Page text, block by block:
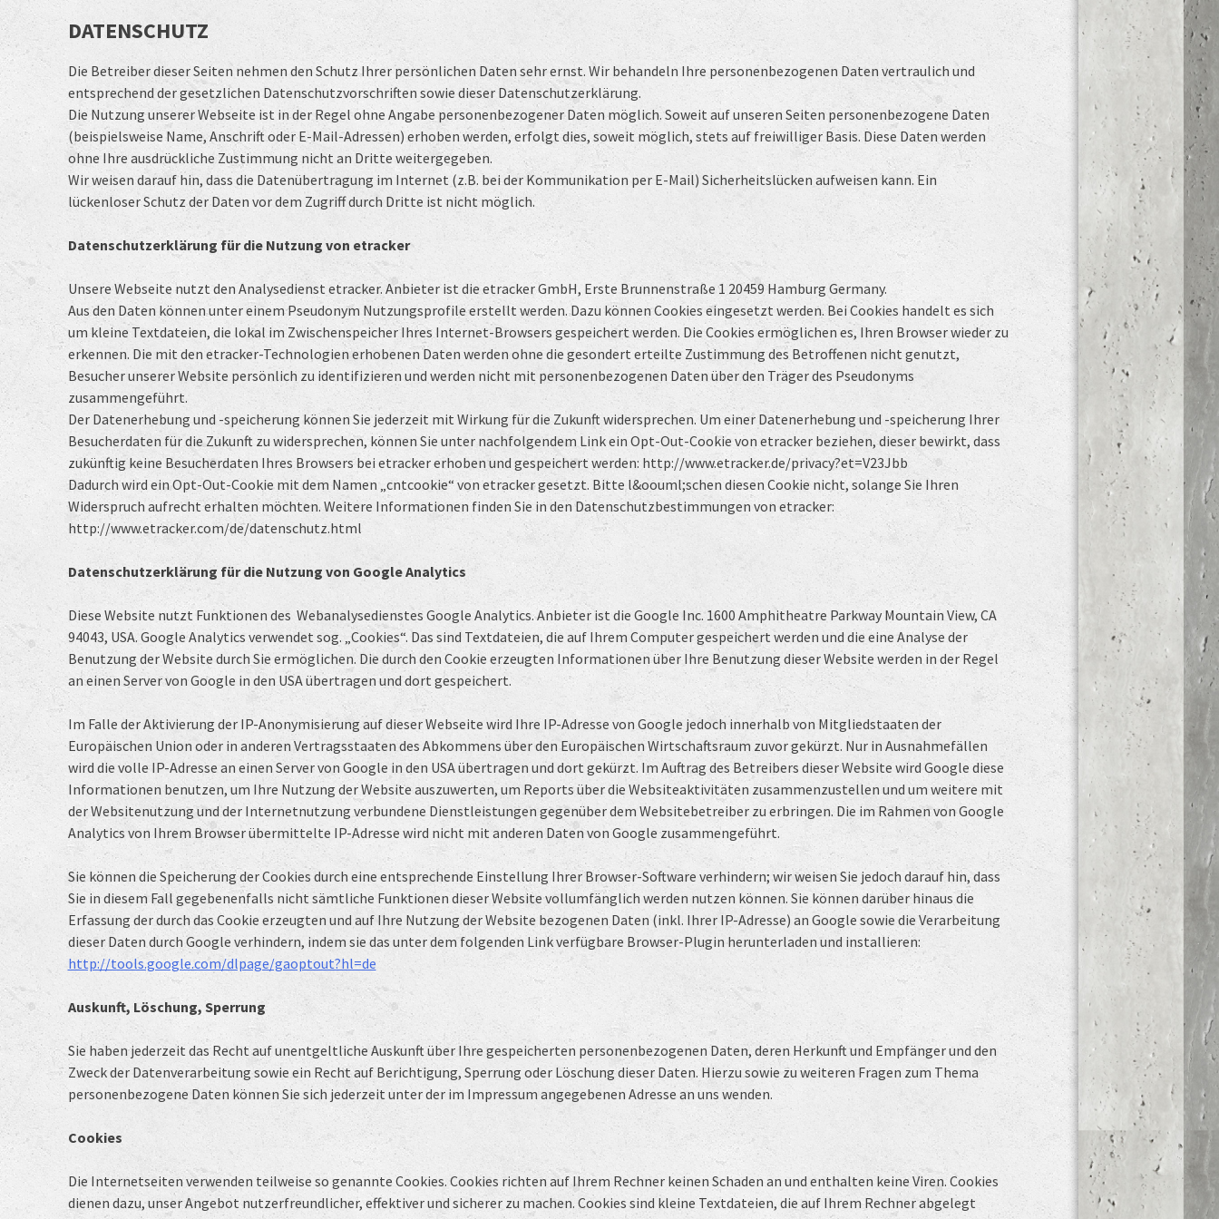
DATENSCHUTZ
Die Betreiber dieser Seiten nehmen den Schutz Ihrer persönlichen Daten sehr ernst. Wir behandeln Ihre personenbezogenen Daten vertraulich und
entsprechend der gesetzlichen Datenschutzvorschriften sowie dieser Datenschutzerklärung.
Die Nutzung unserer Webseite ist in der Regel ohne Angabe personenbezogener Daten möglich. Soweit auf unseren Seiten personenbezogene Daten
(beispielsweise Name, Anschrift oder E-Mail-Adressen) erhoben werden, erfolgt dies, soweit möglich, stets auf freiwilliger Basis. Diese Daten werden
ohne Ihre ausdrückliche Zustimmung nicht an Dritte weitergegeben.
Wir weisen darauf hin, dass die Datenübertragung im Internet (z.B. bei der Kommunikation per E-Mail) Sicherheitslücken aufweisen kann. Ein
lückenloser Schutz der Daten vor dem Zugriff durch Dritte ist nicht möglich.
Datenschutzerklärung für die Nutzung von etracker
Unsere Webseite nutzt den Analysedienst etracker. Anbieter ist die etracker GmbH, Erste Brunnenstraße 1 20459 Hamburg Germany.
Aus den Daten können unter einem Pseudonym Nutzungsprofile erstellt werden. Dazu können Cookies eingesetzt werden. Bei Cookies handelt es sich
um kleine Textdateien, die lokal im Zwischenspeicher Ihres Internet-Browsers gespeichert werden. Die Cookies ermöglichen es, Ihren Browser wieder zu
erkennen. Die mit den etracker-Technologien erhobenen Daten werden ohne die gesondert erteilte Zustimmung des Betroffenen nicht genutzt,
Besucher unserer Website persönlich zu identifizieren und werden nicht mit personenbezogenen Daten über den Träger des Pseudonyms
zusammengeführt.
Der Datenerhebung und -speicherung können Sie jederzeit mit Wirkung für die Zukunft widersprechen. Um einer Datenerhebung und -speicherung Ihrer
Besucherdaten für die Zukunft zu widersprechen, können Sie unter nachfolgendem Link ein Opt-Out-Cookie von etracker beziehen, dieser bewirkt, dass
zukünftig keine Besucherdaten Ihres Browsers bei etracker erhoben und gespeichert werden: http://www.etracker.de/privacy?et=V23Jbb
Dadurch wird ein Opt-Out-Cookie mit dem Namen „cntcookie“ von etracker gesetzt. Bitte l&oouml;schen diesen Cookie nicht, solange Sie Ihren
Widerspruch aufrecht erhalten möchten. Weitere Informationen finden Sie in den Datenschutzbestimmungen von etracker:
http://www.etracker.com/de/datenschutz.html
Datenschutzerklärung für die Nutzung von Google Analytics
Diese Website nutzt Funktionen des Webanalysedienstes Google Analytics. Anbieter ist die Google Inc. 1600 Amphitheatre Parkway Mountain View, CA
94043, USA. Google Analytics verwendet sog. „Cookies“. Das sind Textdateien, die auf Ihrem Computer gespeichert werden und die eine Analyse der
Benutzung der Website durch Sie ermöglichen. Die durch den Cookie erzeugten Informationen über Ihre Benutzung dieser Website werden in der Regel
an einen Server von Google in den USA übertragen und dort gespeichert.
Im Falle der Aktivierung der IP-Anonymisierung auf dieser Webseite wird Ihre IP-Adresse von Google jedoch innerhalb von Mitgliedstaaten der
Europäischen Union oder in anderen Vertragsstaaten des Abkommens über den Europäischen Wirtschaftsraum zuvor gekürzt. Nur in Ausnahmefällen
wird die volle IP-Adresse an einen Server von Google in den USA übertragen und dort gekürzt. Im Auftrag des Betreibers dieser Website wird Google diese
Informationen benutzen, um Ihre Nutzung der Website auszuwerten, um Reports über die Websiteaktivitäten zusammenzustellen und um weitere mit
der Websitenutzung und der Internetnutzung verbundene Dienstleistungen gegenüber dem Websitebetreiber zu erbringen. Die im Rahmen von Google
Analytics von Ihrem Browser übermittelte IP-Adresse wird nicht mit anderen Daten von Google zusammengeführt.
Sie können die Speicherung der Cookies durch eine entsprechende Einstellung Ihrer Browser-Software verhindern; wir weisen Sie jedoch darauf hin, dass
Sie in diesem Fall gegebenenfalls nicht sämtliche Funktionen dieser Website vollumfänglich werden nutzen können. Sie können darüber hinaus die
Erfassung der durch das Cookie erzeugten und auf Ihre Nutzung der Website bezogenen Daten (inkl. Ihrer IP-Adresse) an Google sowie die Verarbeitung
dieser Daten durch Google verhindern, indem sie das unter dem folgenden Link verfügbare Browser-Plugin herunterladen und installieren:
http://tools.google.com/dlpage/gaoptout?hl=de
Auskunft, Löschung, Sperrung
Sie haben jederzeit das Recht auf unentgeltliche Auskunft über Ihre gespeicherten personenbezogenen Daten, deren Herkunft und Empfänger und den
Zweck der Datenverarbeitung sowie ein Recht auf Berichtigung, Sperrung oder Löschung dieser Daten. Hierzu sowie zu weiteren Fragen zum Thema
personenbezogene Daten können Sie sich jederzeit unter der im Impressum angegebenen Adresse an uns wenden.
Cookies
Die Internetseiten verwenden teilweise so genannte Cookies. Cookies richten auf Ihrem Rechner keinen Schaden an und enthalten keine Viren. Cookies
dienen dazu, unser Angebot nutzerfreundlicher, effektiver und sicherer zu machen. Cookies sind kleine Textdateien, die auf Ihrem Rechner abgelegt